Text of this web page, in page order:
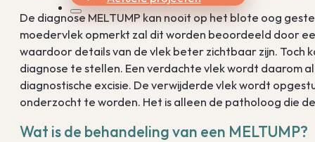
De diagnose MELTUMP kan nooit op het blote oog
moedervlek opmerkt zal dit worden beoordeeld door
waardoor details van de vlek beter zichtbaar zijn. Toch
diagnose te stellen. Een verdachte vlek wordt daarom
diagnostische excisie. De verwijderde vlek wordt
onderzocht te worden. Het is alleen de patholoog die
Wat is de behandeling van een MELTUMP?